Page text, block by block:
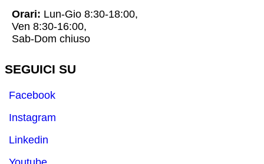
Orari: Lun-Gio 8:30-18:00,
Ven 8:30-16:00,
Sab-Dom chiuso
SEGUICI SU
Facebook
Instagram
Linkedin